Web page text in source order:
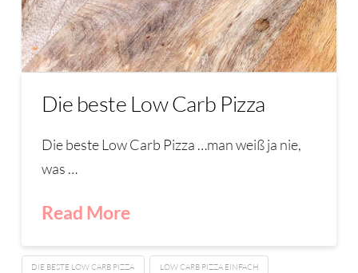
Die beste Low Carb Pizza
Die beste Low Carb Pizza …man weiß ja nie,
was …
Read More
DIE BESTE LOW CARB PIZZA LOW CARB PIZZA EINFACH